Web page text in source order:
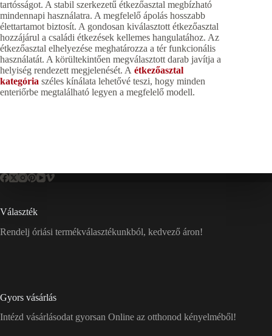
tartósságot. A stabil szerkezetű étkezőasztal megbízható
mindennapi használatra. A megfelelő ápolás hosszabb
élettartamot biztosít. A gondosan kiválasztott étkezőasztal
hozzájárul a családi étkezések kellemes hangulatához. Az
étkezőasztal elhelyezése meghatározza a tér funkcionális
használatát. A körültekintően megválasztott darab javítja a
helyiség rendezett megjelenését. A étkezőasztal
kategória széles kínálata lehetővé teszi, hogy minden
enteriőrbe megtalálható legyen a megfelelő modell.
Választék
Rendelj óriási termékválasztékunkból, kedvező áron!
Gyors vásárlás
Intézd vásárlásodat gyorsan Online az otthonod kényelméből!